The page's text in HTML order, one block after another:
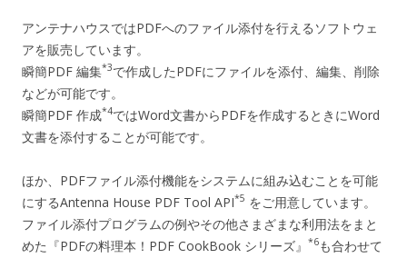
アンテナハウスではPDFへのファイル添付を行えるソフトウェ
アを販売しています。
瞬簡PDF 編集*3で作成したPDFにファイルを添付、編集、削除
などが可能です。
瞬簡PDF 作成*4ではWord文書からPDFを作成するときにWord
文書を添付することが可能です。
ほか、PDFファイル添付機能をシステムに組み込むことを可能
にするAntenna House PDF Tool API*5 をご用意しています。
ファイル添付プログラムの例やその他さまざまな利用法をまと
めた『PDFの料理本！PDF CookBook シリーズ』 *6も合わせて